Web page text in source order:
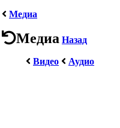
Медиа
Медиа Назад
Видео
Аудио